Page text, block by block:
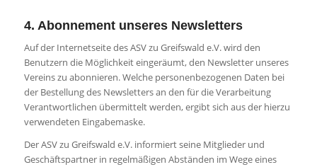
4. Abonnement unseres Newsletters
Auf der Internetseite des ASV zu Greifswald e.V. wird den
Benutzern die Möglichkeit eingeräumt, den Newsletter unseres
Vereins zu abonnieren. Welche personenbezogenen Daten bei
der Bestellung des Newsletters an den für die Verarbeitung
Verantwortlichen übermittelt werden, ergibt sich aus der hierzu
verwendeten Eingabemaske.
Der ASV zu Greifswald e.V. informiert seine Mitglieder und
Geschäftspartner in regelmäßigen Abständen im Wege eines